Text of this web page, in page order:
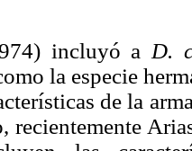
incluyó a D.
la especie
de la
recientemente